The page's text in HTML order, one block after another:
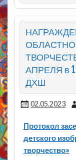
АПРЕЛЯ в
ДХШ
02.05.2023
Протокол
детского
творчество»